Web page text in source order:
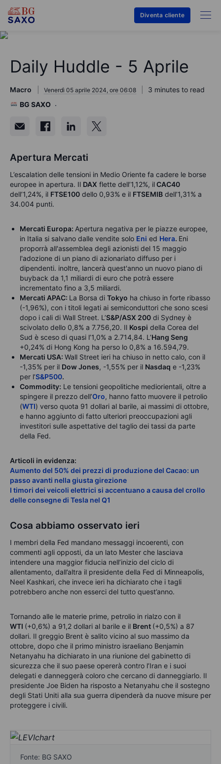
Diventa cliente
Daily Huddle - 5 Aprile
Macro Venerdì 05 aprile 2024, ore 06:08
3 minutes to read
BG SAXO
Apertura Mercati
L’escalation delle tensioni in Medio Oriente fa cadere le borse
europee in apertura. Il DAX flette dell’1,12%, ilCAC40
dell’1,24%, il FTSE100 dello 0,93% e il FTSEMIB dell’1,31% a
34.004 punti.
Mercati Europa: Apertura negativa per le piazze europee,
in Italia si salvano dalle vendite solo Eni ed Hera. Eni
proporrà all'assemblea degli azionisti del 15 maggio
l'adozione di un piano di azionariato diffuso per i
dipendenti. inoltre, lancerà quest'anno un nuovo piano di
buyback da 1,1 miliardi di euro che potrà essere
incrementato fino a 3,5 miliardi.
Mercati APAC: La Borsa di Tokyo ha chiuso in forte ribasso
(-1,96%), con i titoli legati ai semiconduttori che sono scesi
dopo i cali di Wall Street. L’S&P/ASX 200 di Sydney è
scivolato dello 0,8% a 7.756,20. Il Kospi della Corea del
Sud è sceso di quasi l’1,0% a 2.714,84. L’Hang Seng
+0,24% di Hong Kong ha perso lo 0,8% a 16.594,79.
Mercati USA: Wall Street ieri ha chiuso in netto calo, con il
-1,35% per il Dow Jones, -1,55% per il Nasdaq e -1,23%
per l’S&P500.
Commodity: Le tensioni geopolitiche mediorientali, oltre a
spingere il prezzo dell’Oro, hanno fatto muovere il petrolio
(WTI) verso quota 91 dollari al barile, ai massimi di ottobre,
e hanno aggiunto di fatto ulteriori preoccupazioni agli
investitori sulle aspettative del taglio dei tassi da parte
della Fed.
Articoli in evidenza:
Aumento del 50% dei prezzi di produzione del Cacao: un
passo avanti nella giusta girezione
I timori dei veicoli elettrici si accentuano a causa del crollo
delle consegne di Tesla nel Q1
Cosa abbiamo osservato ieri
I membri della Fed mandano messaggi incoerenti, con
commenti agli opposti, da un lato Mester che lasciava
intendere una maggior fiducia nell’inizio del ciclo di
allentamento, dall’altra il presidente della Fed di Minneapolis,
Neel Kashkari, che invece ieri ha dichiarato che i tagli
potrebbero anche non esserci del tutto quest’anno.
Tornando alle le materie prime, petrolio in rialzo con il
WTI (+0,6%) a 91,2 dollari al barile e il Brent (+0,5%) a 87
dollari. Il greggio Brent è salito vicino al suo massimo da
ottobre, dopo che il primo ministro israeliano Benjamin
Netanyahu ha dichiarato in una riunione del gabinetto di
sicurezza che il suo paese opererà contro l’Iran e i suoi
delegati e danneggerà coloro che cercano di danneggiarlo. Il
presidente Joe Biden ha risposto a Netanyahu che il sostegno
degli Stati Uniti alla sua guerra dipenderà da nuove misure per
proteggere i civili.
Fonte: BG SAXO